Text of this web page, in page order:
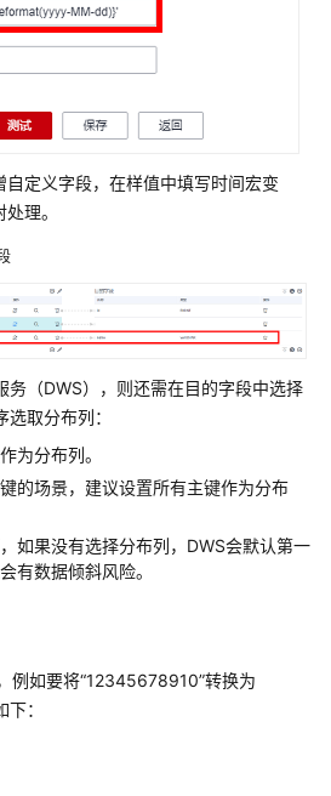
自定义字段，在样值中填写时间宏变
理。
务（DWS），则还需在目的字段中选择
取分布列：
为分布列。
的场景，建议设置所有主键作为分布
如果没有选择分布列，DWS会默认第一
有数据倾斜风险。
例如要将“12345678910”转换为
：